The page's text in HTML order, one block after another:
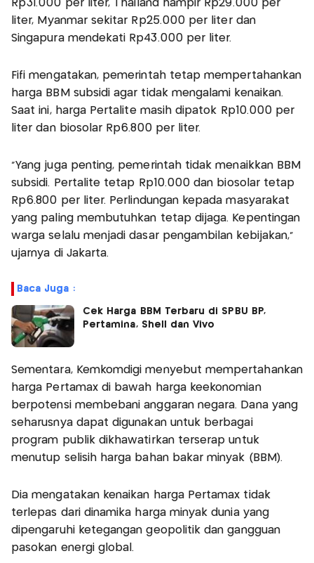
Rp31.000 per liter, Thailand hampir Rp29.000 per
liter, Myanmar sekitar Rp25.000 per liter dan
Singapura mendekati Rp43.000 per liter.
Fifi mengatakan, pemerintah tetap mempertahankan
harga BBM subsidi agar tidak mengalami kenaikan.
Saat ini, harga Pertalite masih dipatok Rp10.000 per
liter dan biosolar Rp6.800 per liter.
"Yang juga penting, pemerintah tidak menaikkan BBM
subsidi. Pertalite tetap Rp10.000 dan biosolar tetap
Rp6.800 per liter. Perlindungan kepada masyarakat
yang paling membutuhkan tetap dijaga. Kepentingan
warga selalu menjadi dasar pengambilan kebijakan,"
ujarnya di Jakarta.
Baca Juga :
Cek Harga BBM Terbaru di SPBU BP,
Pertamina, Shell dan Vivo
Sementara, Kemkomdigi menyebut mempertahankan
harga Pertamax di bawah harga keekonomian
berpotensi membebani anggaran negara. Dana yang
seharusnya dapat digunakan untuk berbagai
program publik dikhawatirkan terserap untuk
menutup selisih harga bahan bakar minyak (BBM).
Dia mengatakan kenaikan harga Pertamax tidak
terlepas dari dinamika harga minyak dunia yang
dipengaruhi ketegangan geopolitik dan gangguan
pasokan energi global.